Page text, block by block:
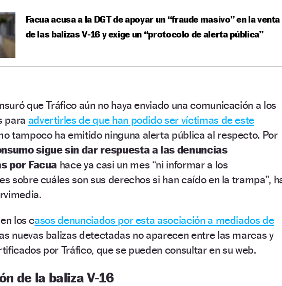
Facua acusa a la DGT de apoyar un “fraude masivo” en la venta
de las balizas V-16 y exige un “protocolo de alerta pública”
que Tráfico aún no haya enviado una comunicación a los
para advertirles de que han podido ser víctimas de este
tampoco ha emitido ninguna alerta pública al respecto. Por
sigue sin dar respuesta a las denuncias
por Facua hace ya casi un mes “ni informar a los
sobre cuáles son sus derechos si han caído en la trampa”,
los casos denunciados por esta asociación a mediados de
nuevas balizas detectadas no aparecen entre las marcas y
por Tráfico, que se pueden consultar en su web.
de la baliza V-16